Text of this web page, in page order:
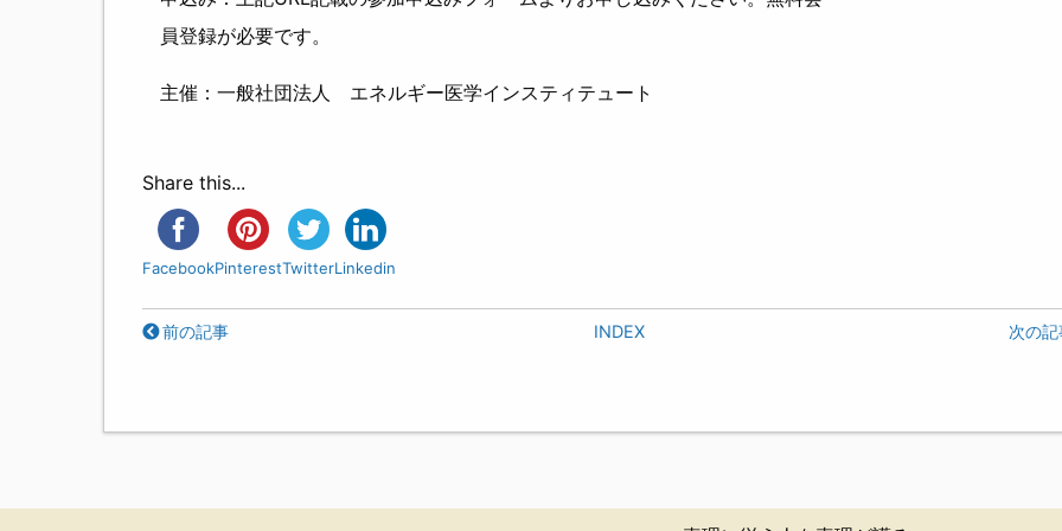
員登録が必要です。
主催：一般社団法人 エネルギー医学インスティテュート
Share this...
FacebookPinterestTwitterLinkedin
前の記事 INDEX 次の記